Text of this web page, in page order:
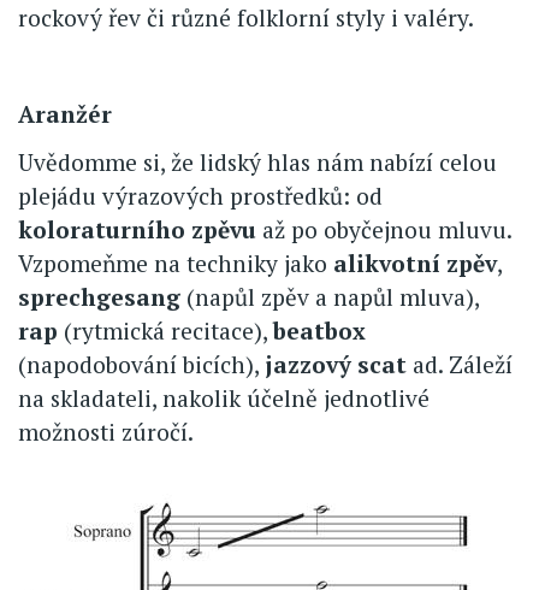
rockový řev či různé folklorní styly i valéry.
Aranžér
Uvědomme si, že lidský hlas nám nabízí celou
plejádu výrazových prostředků: od
koloraturního zpěvu až po obyčejnou mluvu.
Vzpomeňme na techniky jako alikvotní zpěv,
sprechgesang (napůl zpěv a napůl mluva),
rap (rytmická recitace),beatbox
(napodobování bicích), jazzový scat ad. Záleží
na skladateli, nakolik účelně jednotlivé
možnosti zúročí.